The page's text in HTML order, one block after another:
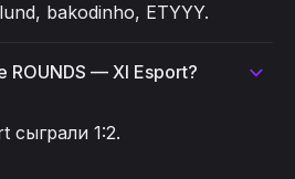
bakodinho, ETYYY.
ROUNDS — XI Esport?
сыграли 1:2.